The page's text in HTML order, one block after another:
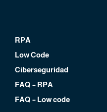
RPA
Low Code
Ciberseguridad
FAQ – RPA
FAQ – Low code